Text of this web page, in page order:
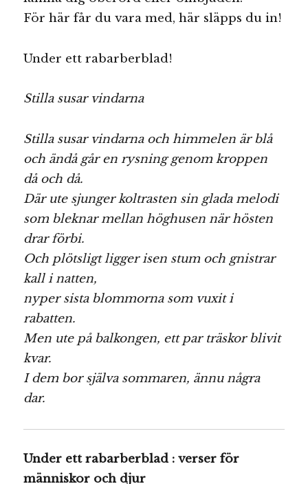
För här får du vara med, här släpps du in!
Under ett rabarberblad!
Stilla susar vindarna
Stilla susar vindarna och himmelen är blå
och ändå går en rysning genom kroppen
då och då.
Där ute sjunger koltrasten sin glada melodi
som bleknar mellan höghusen när hösten
drar förbi.
Och plötsligt ligger isen stum och gnistrar
kall i natten,
nyper sista blommorna som vuxit i
rabatten.
Men ute på balkongen, ett par träskor blivit
kvar.
I dem bor själva sommaren, ännu några
dar.
Under ett rabarberblad : verser för
människor och djur